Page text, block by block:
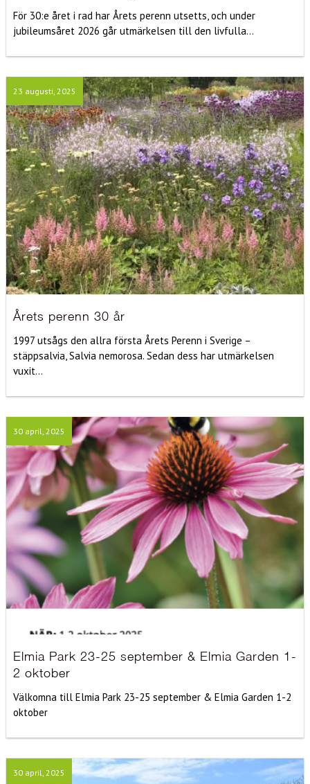
För 30:e året i rad har Årets perenn utsetts, och under
jubileumsåret 2026 går utmärkelsen till den livfulla...
23 augusti, 2025
Årets perenn 30 år
1997 utsågs den allra första Årets Perenn i Sverige –
stäppsalvia, Salvia nemorosa. Sedan dess har utmärkelsen
vuxit...
30 april, 2025
Elmia Park 23-25 september & Elmia Garden 1-
2 oktober
Välkomna till Elmia Park 23-25 september & Elmia Garden 1-2
oktober
30 april, 2025